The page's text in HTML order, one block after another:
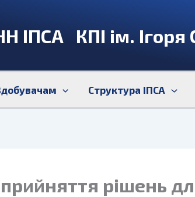
ІПСА КПІ ім. Ігоря
Структура ІПСА
рішень